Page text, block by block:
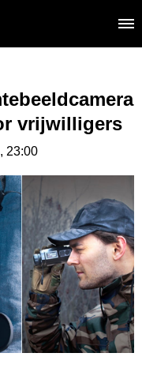
vrijwilligers
23:00